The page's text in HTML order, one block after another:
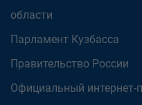
области
Парламент Кузбасса
Правительство России
Официальный